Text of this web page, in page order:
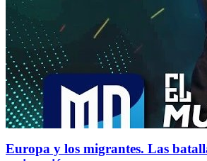
Europa y los migrantes. Las